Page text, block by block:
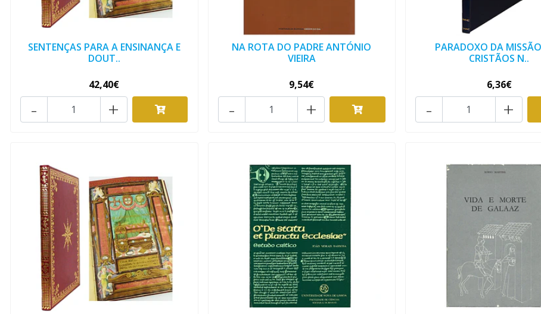
SENTENÇAS PARA A ENSINANÇA E
DOUT..
42,40€
+
-
NA ROTA DO PADRE ANTÓNIO
VIEIRA
9,54€
+
-
PARADOXO DA
CRISTÃOS N..
6,36€
+
-